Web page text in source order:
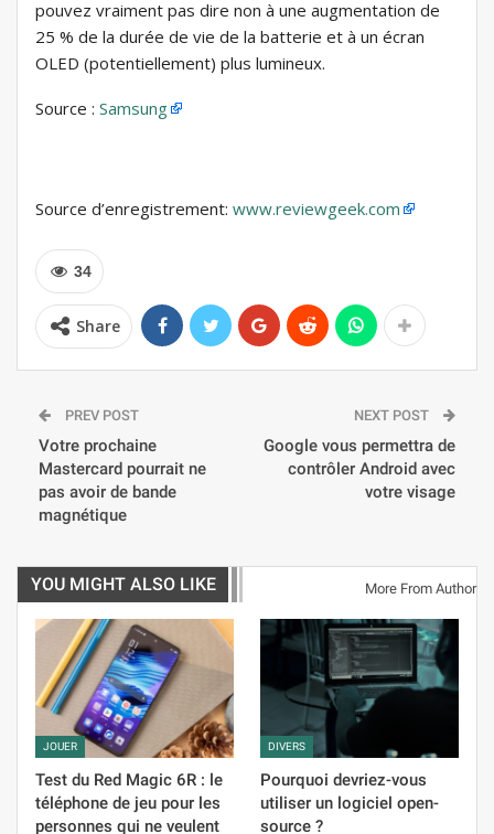
pouvez vraiment pas dire non à une augmentation de
25 % de la durée de vie de la batterie et à un écran
OLED (potentiellement) plus lumineux.
Source : Samsung
Source d’enregistrement: www.reviewgeek.com
34
Share
PREV POST
Votre prochaine
Mastercard pourrait ne
pas avoir de bande
magnétique
NEXT POST
Google vous permettra de
contrôler Android avec
votre visage
YOU MIGHT ALSO LIKE More From Author
JOUER
Test du Red Magic 6R : le
téléphone de jeu pour les
personnes qui ne veulent
DIVERS
Pourquoi devriez-vous
utiliser un logiciel open-
source ?